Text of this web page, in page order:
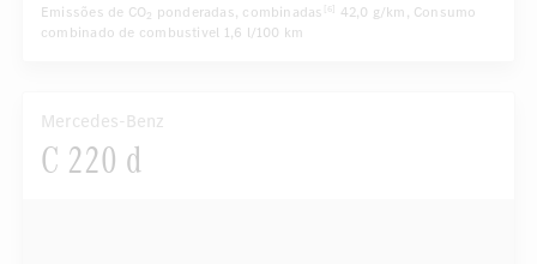
Emissões de CO2 ponderadas, combinadas [6] 42,0 g/km, Consumo
combinado de combustivel 1,6 l/100 km
Mercedes-Benz
C 220 d